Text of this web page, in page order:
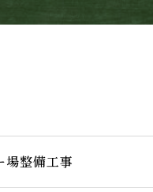
整備工事